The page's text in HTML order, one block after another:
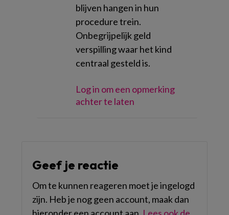
blijven hangen in hun
procedure trein.
Onbegrijpelijk geld
verspilling waar het kind
centraal gesteld is.
Log in om een opmerking
achter te laten
Geef je reactie
Om te kunnen reageren moet je ingelogd
zijn. Heb je nog geen account, maak dan